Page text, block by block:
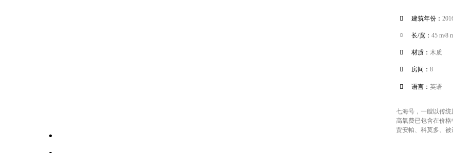
 建筑年份：
 长/宽： 45 m/8
 材质： 木质
 房间： 8
 语言： 英语
七海号，一艘以传
高氧费已包含在价
贾安帕、科莫多、